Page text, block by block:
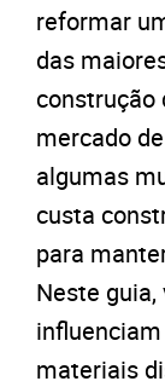
reformar
das
construção
mercado
algumas
custa
para
Neste
materiais